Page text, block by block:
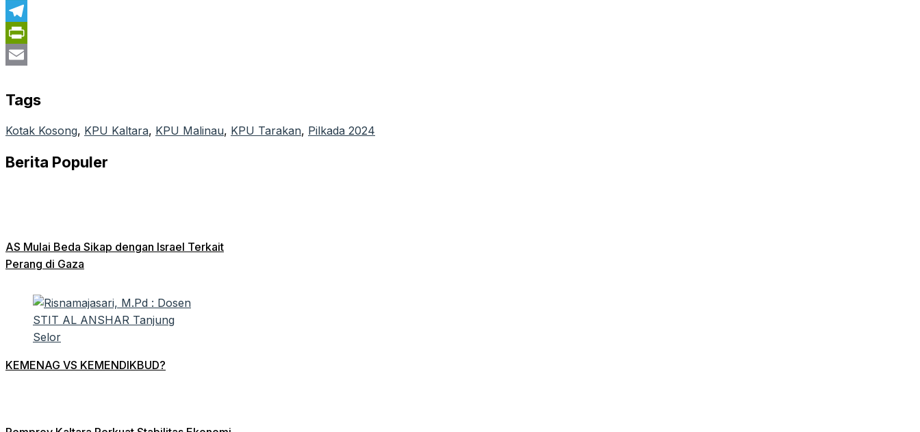
WhatsApp
Telegram
PrintFriendly
Tags
Kotak Kosong, KPU Kaltara, KPU Malinau, KPU Tarakan, Pilkada 2024
Berita Populer
AS Mulai Beda Sikap dengan Israel Terkait
Perang di Gaza
KEMENAG VS KEMENDIKBUD?